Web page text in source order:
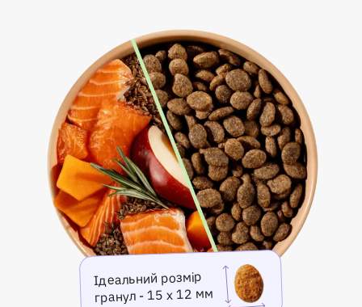
Ідеальний розмір
гранул - 15 х 12 мм